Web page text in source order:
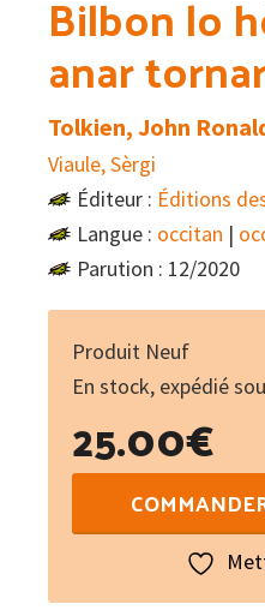
Bilbon lo
anar
Tolkien, John
Viaule, Sèrgi
Éditeur : Éditions
Langue : occitan |
Parution : 12/2020
Produit Neuf
En stock, expédié
25.00€
de